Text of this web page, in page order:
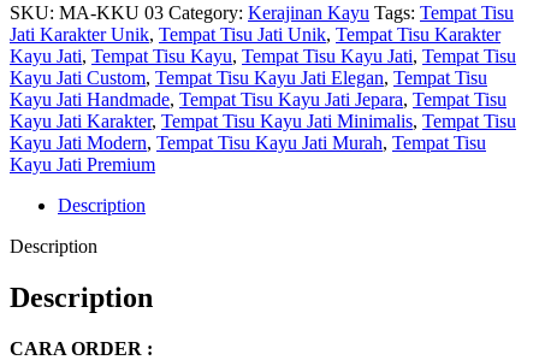
SKU: MA-KKU 03 Category: Kerajinan Kayu Tags: Tempat Tisu
Jati Karakter Unik, Tempat Tisu Jati Unik, Tempat Tisu Karakter
Kayu Jati, Tempat Tisu Kayu, Tempat Tisu Kayu Jati, Tempat Tisu
Kayu Jati Custom, Tempat Tisu Kayu Jati Elegan, Tempat Tisu
Kayu Jati Handmade, Tempat Tisu Kayu Jati Jepara, Tempat Tisu
Kayu Jati Karakter, Tempat Tisu Kayu Jati Minimalis, Tempat Tisu
Kayu Jati Modern, Tempat Tisu Kayu Jati Murah, Tempat Tisu
Kayu Jati Premium
Description
Description
Description
CARA ORDER :